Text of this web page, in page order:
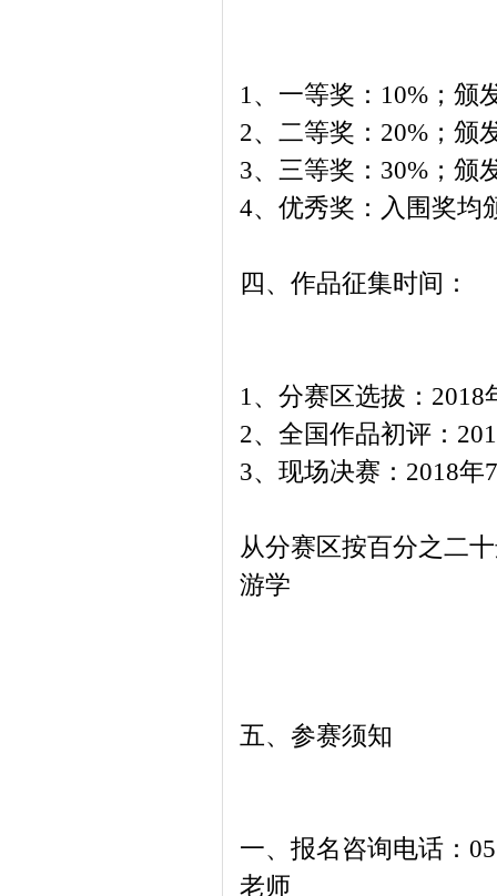
1、一等奖：10%；颁
2、二等奖：20%；颁
3、三等奖：30%；颁
4、优秀奖：入围奖均
四、作品征集时间：
1、分赛区选拔：2018
2、全国作品初评：
3、现场决赛：2018年
从分赛区按百分之二
游学
五、参赛须知
一、报名咨询电话：
老师